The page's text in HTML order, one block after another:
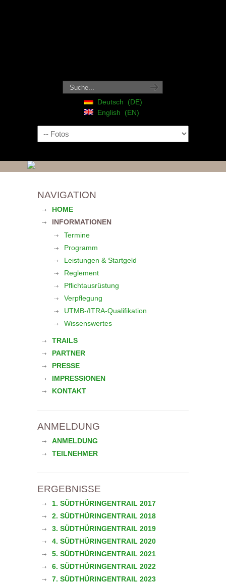
Deutsch
DE
English
EN
Navigation
NAVIGATION
HOME
INFORMATIONEN
Termine
Programm
Leistungen & Startgeld
Reglement
Pflichtausrüstung
Verpflegung
UTMB-/ITRA-Qualifikation
Wissenswertes
TRAILS
PARTNER
PRESSE
IMPRESSIONEN
KONTAKT
ANMELDUNG
ANMELDUNG
TEILNEHMER
ERGEBNISSE
1. SÜDTHÜRINGENTRAIL 2017
2. SÜDTHÜRINGENTRAIL 2018
3. SÜDTHÜRINGENTRAIL 2019
4. SÜDTHÜRINGENTRAIL 2020
5. SÜDTHÜRINGENTRAIL 2021
6. SÜDTHÜRINGENTRAIL 2022
7. SÜDTHÜRINGENTRAIL 2023